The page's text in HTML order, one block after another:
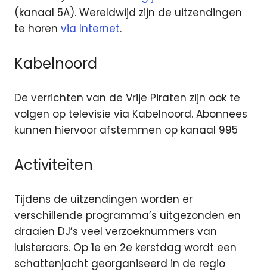
(kanaal 5A). Wereldwijd zijn de uitzendingen
te horen via Internet.
Kabelnoord
De verrichten van de Vrije Piraten zijn ook te
volgen op televisie via Kabelnoord. Abonnees
kunnen hiervoor afstemmen op kanaal 995
Activiteiten
Tijdens de uitzendingen worden er
verschillende programma’s uitgezonden en
draaien DJ’s veel verzoeknummers van
luisteraars. Op 1e en 2e kerstdag wordt een
schattenjacht georganiseerd in de regio